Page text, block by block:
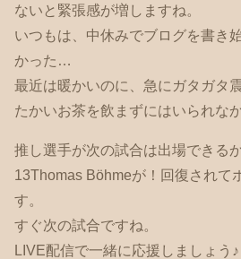
ないと緊張感が増しますね。
いつもは、中休みでブログを書き
かった…
最近は暖かいのに、急にガタガタ
たかいお茶を飲まずにはいられな
推し選手が次の試合は出場できる
13Thomas Böhmeが！回復されて
す。
すぐ次の試合ですね。
LIVE配信で一緒に応援しましょう♪